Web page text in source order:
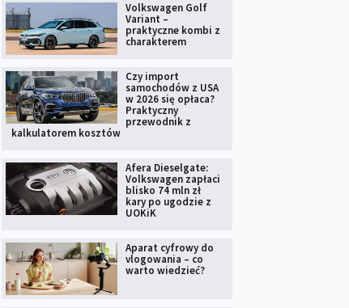
Volkswagen Golf
Variant –
praktyczne kombi z
charakterem
Czy import
samochodów z USA
w 2026 się opłaca?
Praktyczny
przewodnik z
kalkulatorem kosztów
Afera Dieselgate:
Volkswagen zapłaci
blisko 74 mln zł
kary po ugodzie z
UOKiK
Aparat cyfrowy do
vlogowania – co
warto wiedzieć?